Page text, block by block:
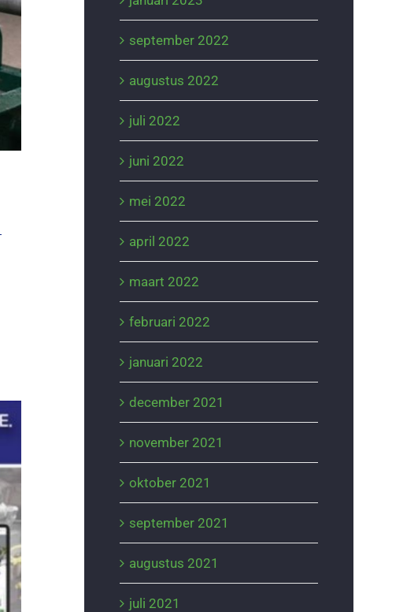
september 2022
augustus 2022
juli 2022
juni 2022
mei 2022
april 2022
maart 2022
februari 2022
januari 2022
december 2021
november 2021
oktober 2021
september 2021
augustus 2021
juli 2021